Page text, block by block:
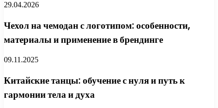
29.04.2026
Чехол на чемодан с логотипом: особенности,
материалы и применение в брендинге
09.11.2025
Китайские танцы: обучение с нуля и путь к
гармонии тела и духа